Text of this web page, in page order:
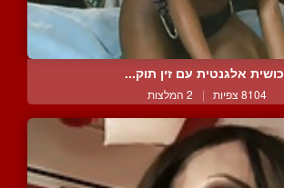
כושית אלגנטית עם זין תוק...
8104 צפיות | 2 המלצות